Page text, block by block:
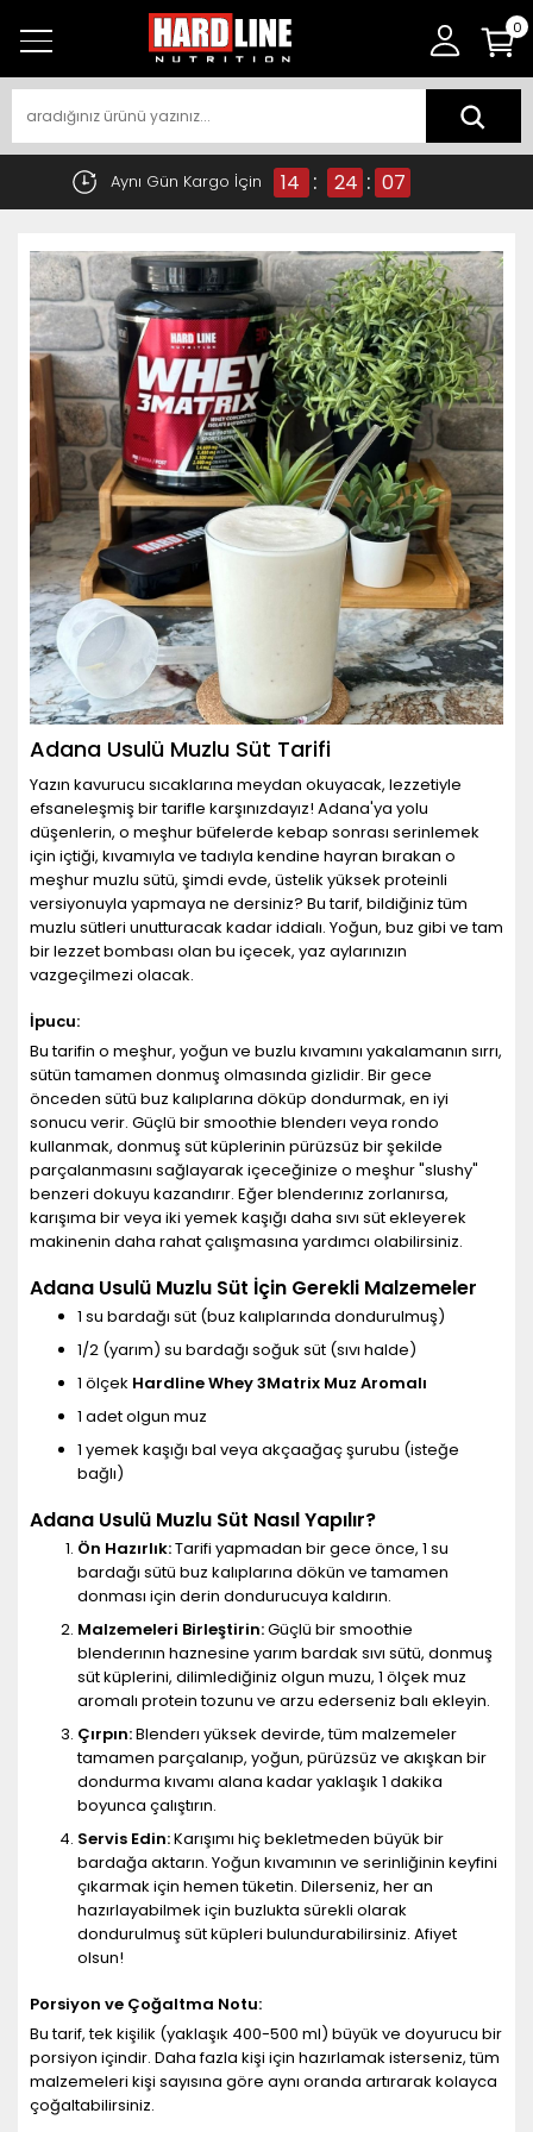
0
Aynı Gün Kargo İçin 14 : 24 : 07
Adana Usulü Muzlu Süt Tarifi
Yazın kavurucu sıcaklarına meydan okuyacak, lezzetiyle
efsaneleşmiş bir tarifle karşınızdayız! Adana'ya yolu
düşenlerin, o meşhur büfelerde kebap sonrası serinlemek
için içtiği, kıvamıyla ve tadıyla kendine hayran bırakan o
meşhur muzlu sütü, şimdi evde, üstelik yüksek proteinli
versiyonuyla yapmaya ne dersiniz? Bu tarif, bildiğiniz tüm
muzlu sütleri unutturacak kadar iddialı. Yoğun, buz gibi ve tam
bir lezzet bombası olan bu içecek, yaz aylarınızın
vazgeçilmezi olacak.
İpucu:
Bu tarifin o meşhur, yoğun ve buzlu kıvamını yakalamanın sırrı,
sütün tamamen donmuş olmasında gizlidir. Bir gece
önceden sütü buz kalıplarına döküp dondurmak, en iyi
sonucu verir. Güçlü bir smoothie blenderı veya rondo
kullanmak, donmuş süt küplerinin pürüzsüz bir şekilde
parçalanmasını sağlayarak içeceğinize o meşhur "slushy"
benzeri dokuyu kazandırır. Eğer blenderınız zorlanırsa,
karışıma bir veya iki yemek kaşığı daha sıvı süt ekleyerek
makinenin daha rahat çalışmasına yardımcı olabilirsiniz.
Adana Usulü Muzlu Süt İçin Gerekli Malzemeler
1 su bardağı süt (buz kalıplarında dondurulmuş)
1/2 (yarım) su bardağı soğuk süt (sıvı halde)
1 ölçek Hardline Whey 3Matrix Muz Aromalı
1 adet olgun muz
1 yemek kaşığı bal veya akçaağaç şurubu (isteğe
bağlı)
Adana Usulü Muzlu Süt Nasıl Yapılır?
Ön Hazırlık:Tarifi yapmadan bir gece önce, 1 su
bardağı sütü buz kalıplarına dökün ve tamamen
donması için derin dondurucuya kaldırın.
Malzemeleri Birleştirin:Güçlü bir smoothie
blenderının haznesine yarım bardak sıvı sütü, donmuş
süt küplerini, dilimlediğiniz olgun muzu, 1 ölçek muz
aromalı protein tozunu ve arzu ederseniz balı ekleyin.
Çırpın:Blenderı yüksek devirde, tüm malzemeler
tamamen parçalanıp, yoğun, pürüzsüz ve akışkan bir
dondurma kıvamı alana kadar yaklaşık 1 dakika
boyunca çalıştırın.
Servis Edin:Karışımı hiç bekletmeden büyük bir
bardağa aktarın. Yoğun kıvamının ve serinliğinin keyfini
çıkarmak için hemen tüketin. Dilerseniz, her an
hazırlayabilmek için buzlukta sürekli olarak
dondurulmuş süt küpleri bulundurabilirsiniz. Afiyet
olsun!
Porsiyon ve Çoğaltma Notu:
Bu tarif, tek kişilik (yaklaşık 400-500 ml) büyük ve doyurucu bir
porsiyon içindir. Daha fazla kişi için hazırlamak isterseniz, tüm
malzemeleri kişi sayısına göre aynı oranda artırarak kolayca
çoğaltabilirsiniz.